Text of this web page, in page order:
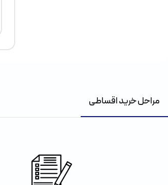
مراحل خرید اقساطی